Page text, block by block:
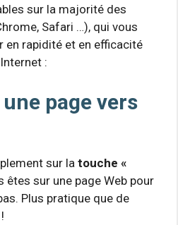
sur la majorité des
Safari …), qui vous
en rapidité et en efficacité
:
page vers
sur la touche «
êtes sur une page Web pour
Plus pratique que de